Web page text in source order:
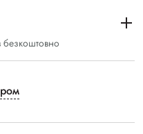
безкоштовно